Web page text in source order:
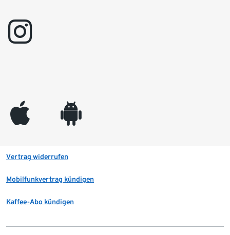
instagram
appleinc android
Vertrag widerrufen
Mobilfunkvertrag kündigen
Kaffee-Abo kündigen